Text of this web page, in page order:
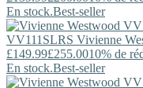
En stock.Best-seller
VV111SLRS Vivienne
£149.99£255.0010% de
En stock.Best-seller